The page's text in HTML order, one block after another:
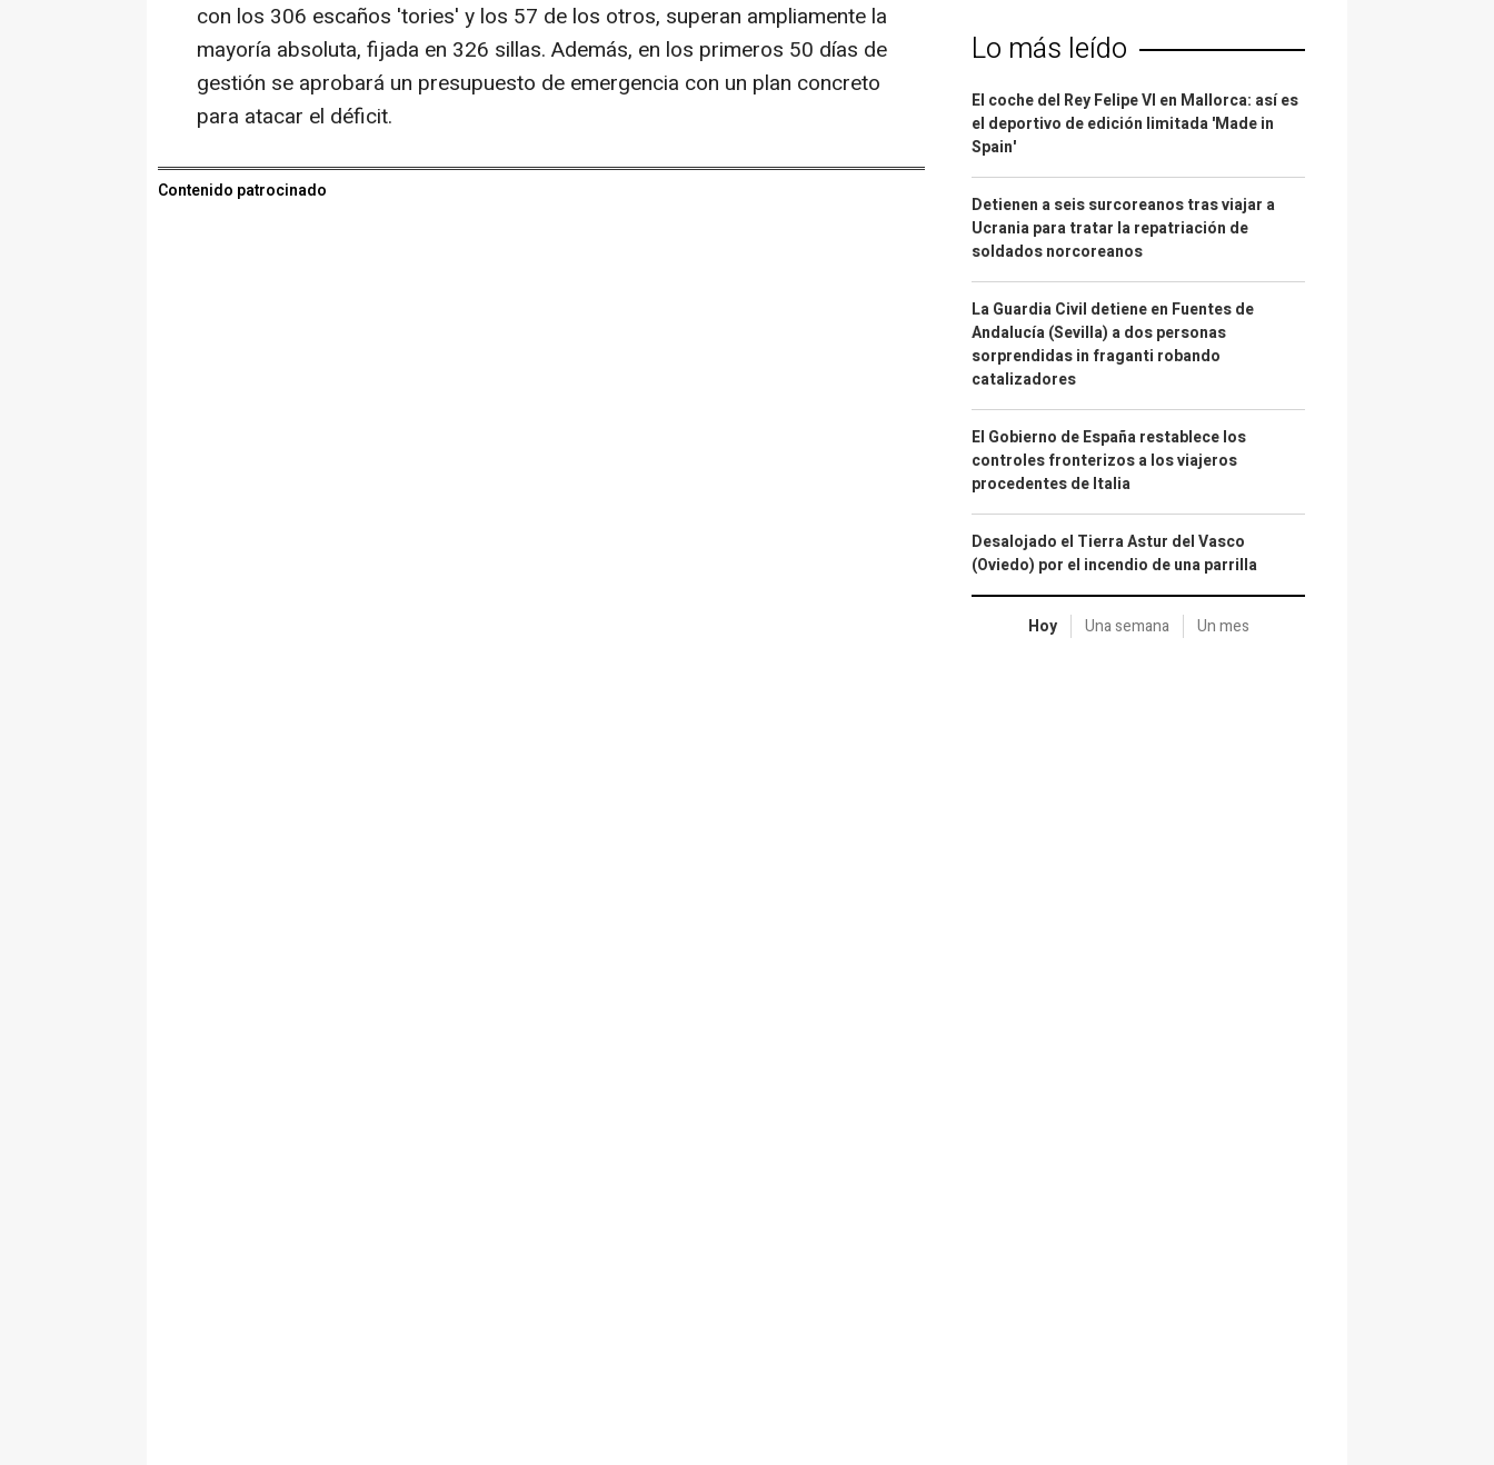
con los 306 escaños 'tories' y los 57 de los otros, superan ampliamente la
mayoría absoluta, fijada en 326 sillas. Además, en los primeros 50 días de
gestión se aprobará un presupuesto de emergencia con un plan concreto
para atacar el déficit.
Contenido patrocinado
Lo más leído
El coche del Rey Felipe VI en Mallorca: así es
el deportivo de edición limitada 'Made in
Spain'
Detienen a seis surcoreanos tras viajar a
Ucrania para tratar la repatriación de
soldados norcoreanos
La Guardia Civil detiene en Fuentes de
Andalucía (Sevilla) a dos personas
sorprendidas in fraganti robando
catalizadores
El Gobierno de España restablece los
controles fronterizos a los viajeros
procedentes de Italia
Desalojado el Tierra Astur del Vasco
(Oviedo) por el incendio de una parrilla
Hoy Una semana Un mes